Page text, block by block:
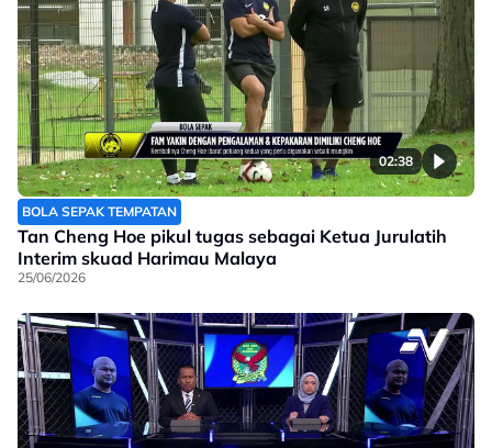
02:38
BOLA SEPAK TEMPATAN
Tan Cheng Hoe pikul tugas sebagai Ketua Jurulatih
Interim skuad Harimau Malaya
25/06/2026